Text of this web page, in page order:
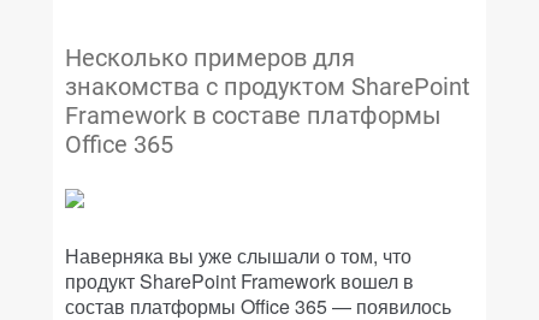
Несколько примеров для
знакомства с продуктом SharePoint
Framework в составе платформы
Office 365
Наверняка вы уже слышали о том, что
продукт SharePoint Framework вошел в
состав платформы Office 365 — появилось